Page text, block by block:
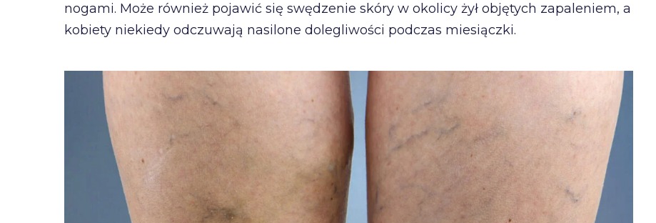
nogami. Może również pojawić się swędzenie skóry w okolicy żył objętych zapaleniem, a
kobiety niekiedy odczuwają nasilone dolegliwości podczas miesiączki.